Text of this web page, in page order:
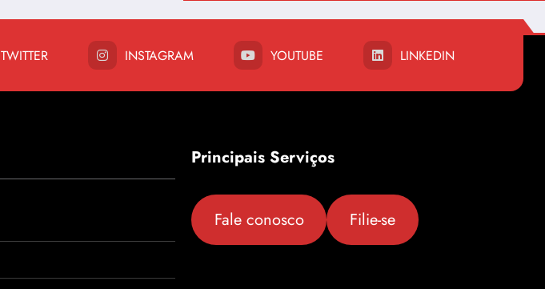
TWITTER INSTAGRAM YOUTUBE LINKEDIN
Principais Serviços
Fale conosco Filie-se